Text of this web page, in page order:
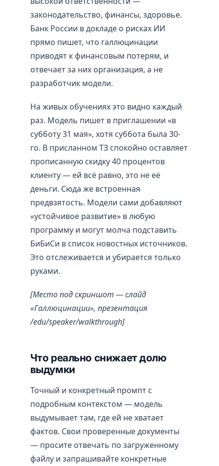
законодательство, финансы, здоровье.
Банк России в докладе о рисках ИИ
прямо пишет, что галлюцинации
приводят к финансовым потерям, и
отвечает за них организация, а не
разработчик модели.
На живых обучениях это видно каждый
раз. Модель пишет в приглашении «в
субботу 31 мая», хотя суббота была 30-
го. В присланном ТЗ спокойно оставляет
прописанную скидку 40 процентов
клиенту — ей всё равно, это не её
деньги. Сюда же встроенная
предвзятость. Модели сами добавляют
«устойчивое развитие» в любую
программу и могут молча подставить
БиБиСи в список новостных источников.
Это отслеживается и убирается только
руками.
[Место под скриншот — слайд
«Галлюцинации», презентация
/edu/speaker/walkthrough]
Что реально снижает долю
выдумки
Точный и конкретный промпт с
подробным контекстом — модель
выдумывает там, где ей не хватает
фактов. Свои проверенные документы
— просите отвечать по загруженному
файлу и запрашивайте конкретные